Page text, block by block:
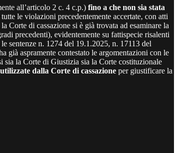
all’articolo 2 c. 4 c.p.) fino a che non sia stata
le violazioni precedentemente accertate, con atti
Corte di cassazione si è già trovata ad esaminare la
precedenti), evidentemente su fattispecie risalenti
sentenze n. 1274 del 19.1.2025, n. 17113 del
già aspramente contestato le argomentazioni con le
sia la Corte di Giustizia sia la Corte costituzionale
dalla Corte di cassazione per giustificare la